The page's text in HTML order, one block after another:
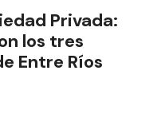
Privada:
los tres
Entre Ríos